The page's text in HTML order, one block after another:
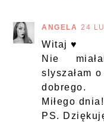
ANGELA 24
Witaj ♥
Nie
slyszałam
dobrego.
Miłego
PS.